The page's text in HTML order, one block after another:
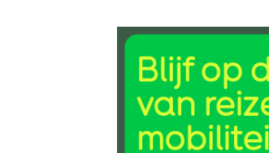
18 jun 2025, 10:49